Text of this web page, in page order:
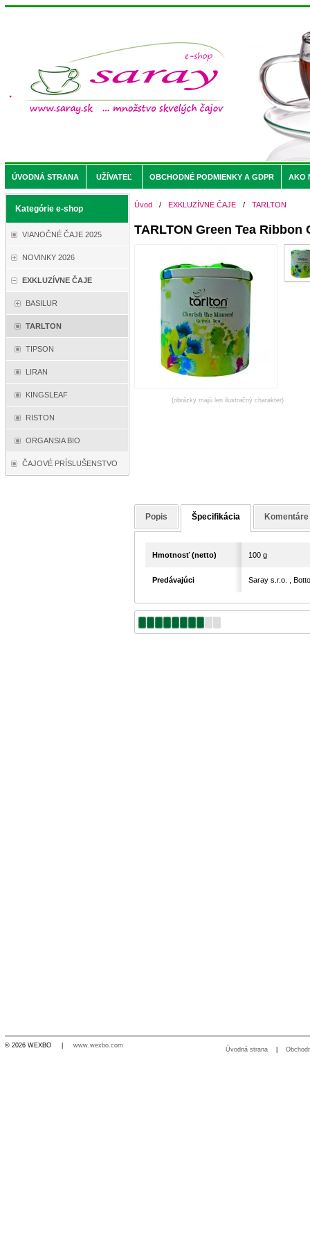
ÚVODNÁ STRANA UŽÍVATEĽ OBCHODNÉ PODMIENKY A GDPR AKO
Kategórie e-shop
VIANOČNÉ ČAJE 2025
NOVINKY 2026
EXKLUZÍVNE ČAJE
BASILUR
TARLTON
TIPSON
LIRAN
KINGSLEAF
RISTON
ORGANSIA BIO
ČAJOVÉ PRÍSLUŠENSTVO
Úvod / EXKLUZÍVNE ČAJE / TARLTON
TARLTON Green Tea
(obrázky majú len ilustračný charakter)
Popis Špecifikácia Komentáre
Hmotnosť (netto) 100 g
Predávajúci Saray s.r.o. ,
© 2026 WEXBO | www.wexbo.com
Úvodná strana